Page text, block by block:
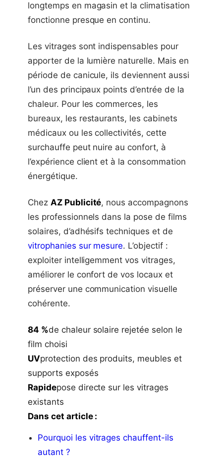
longtemps en magasin et la climatisation
fonctionne presque en continu.
Les vitrages sont indispensables pour
apporter de la lumière naturelle. Mais en
période de canicule, ils deviennent aussi
l’un des principaux points d’entrée de la
chaleur. Pour les commerces, les
bureaux, les restaurants, les cabinets
médicaux ou les collectivités, cette
surchauffe peut nuire au confort, à
l’expérience client et à la consommation
énergétique.
Chez AZ Publicité, nous accompagnons
les professionnels dans la pose de films
solaires, d’adhésifs techniques et de
vitrophanies sur mesure. L’objectif :
exploiter intelligemment vos vitrages,
améliorer le confort de vos locaux et
préserver une communication visuelle
cohérente.
84 %de chaleur solaire rejetée selon le
film choisi
UVprotection des produits, meubles et
supports exposés
Rapidepose directe sur les vitrages
existants
Dans cet article :
Pourquoi les vitrages chauffent-ils
autant ?